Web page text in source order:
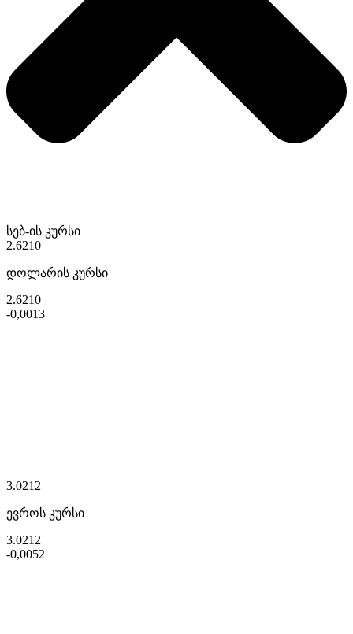
სებ-ის კურსი
2.6210
დოლარის კურსი
2.6210
-0,0013
3.0212
ევროს კურსი
3.0212
-0,0052